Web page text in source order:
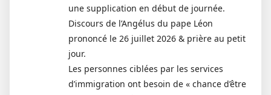
une supplication en début de journée.
Discours de l’Angélus du pape Léon
prononcé le 26 juillet 2026 & prière au petit
jour.
Les personnes ciblées par les services
d’immigration ont besoin de « chance d’être